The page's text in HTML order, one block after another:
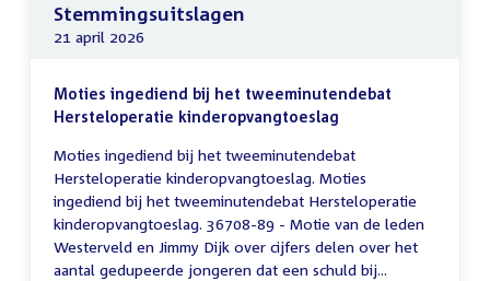
Stemmingsuitslagen
21 april 2026
Moties ingediend bij het tweeminutendebat
Hersteloperatie kinderopvangtoeslag
Moties ingediend bij het tweeminutendebat
Hersteloperatie kinderopvangtoeslag. Moties
ingediend bij het tweeminutendebat Hersteloperatie
kinderopvangtoeslag. 36708-89 - Motie van de leden
Westerveld en Jimmy Dijk over cijfers delen over het
aantal gedupeerde jongeren dat een schuld bij...